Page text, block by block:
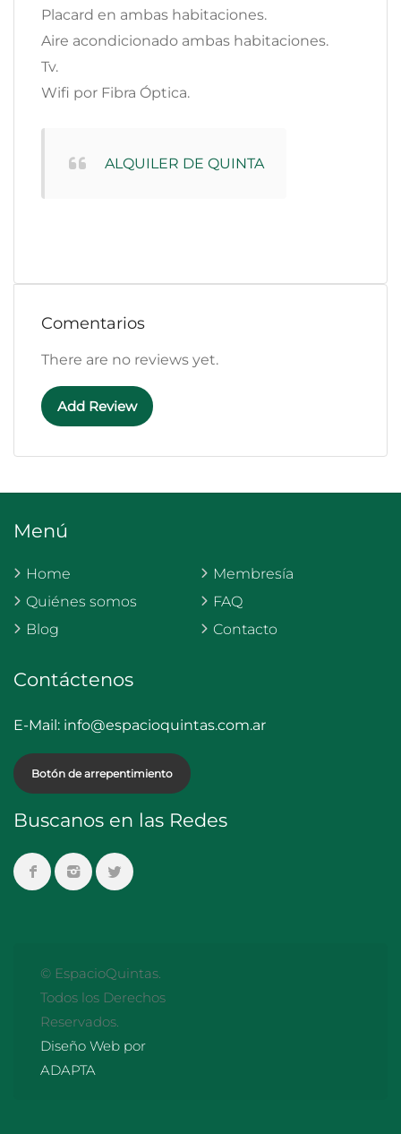
Placard en ambas habitaciones.
Aire acondicionado ambas habitaciones.
Tv.
Wifi por Fibra Óptica.
ALQUILER DE QUINTA
Comentarios
There are no reviews yet.
Add Review
Menú
Home
Quiénes somos
Blog
Membresía
FAQ
Contacto
Contáctenos
E-Mail: info@espacioquintas.com.ar
Botón de arrepentimiento
Buscanos en las Redes
© EspacioQuintas.
Todos los Derechos
Reservados.
Diseño Web por
ADAPTA